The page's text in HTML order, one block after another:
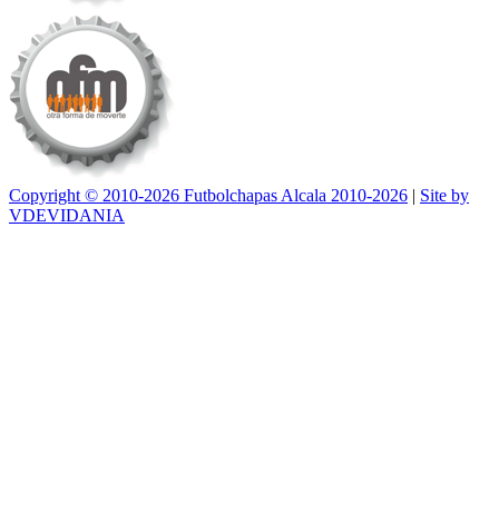
Copyright © 2010-2026 Futbolchapas Alcala 2010-2026 | Site by
VDEVIDANIA